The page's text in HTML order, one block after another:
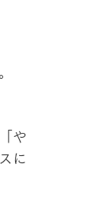
や
に